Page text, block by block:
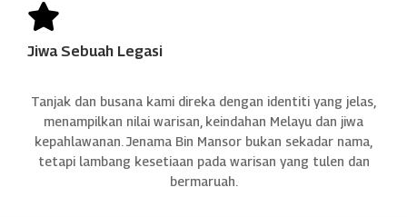

Jiwa Sebuah Legasi
Tanjak dan busana kami direka dengan identiti yang jelas,
menampilkan nilai warisan, keindahan Melayu dan jiwa
kepahlawanan. Jenama Bin Mansor bukan sekadar nama,
tetapi lambang kesetiaan pada warisan yang tulen dan
bermaruah.